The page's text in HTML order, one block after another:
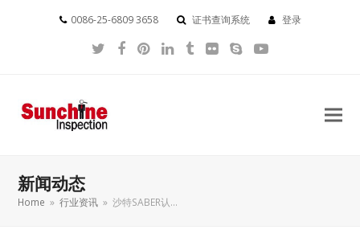
0086-25-6809 3658 证书查询系统 登录
Twitter
Facebook
Pinterest
LinkedIn
Tumblr
FlickrSkypeYouTube
新闻动态
Home » 行业资讯 » 沙特SABER认…